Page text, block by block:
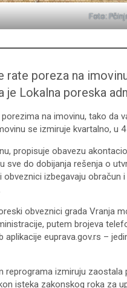
Foto:
rate poreza na
je Lokalna poreska
na imovinu, tako da
se izmiruje kvartalno, u
propisuje obavezu
sve do dobijanja rešenja o
izbegavaju
obveznici grada Vranja
putem brojeva
aplikacije euprava.gov.rs –
reprograma izmiruju
isteka zakonskog roka za